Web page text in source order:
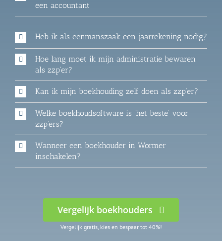
een accountant
Heb ik als eenmanszaak een jaarrekening nodig?
Hoe lang moet ik mijn administratie bewaren
als zzp'er?
Kan ik mijn boekhouding zelf doen als zzp’er?
Welke boekhoudsoftware is ‘het beste’ voor
zzp’ers?
Wanneer een boekhouder in Wormer
inschakelen?
Vergelijk boekhouders
Vergelijk gratis, kies en bespaar tot 40%!